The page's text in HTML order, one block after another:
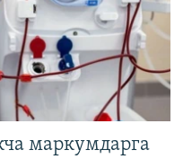
маркумдарга